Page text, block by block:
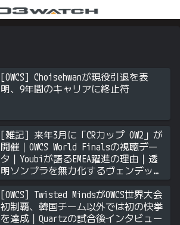
[OWCS] Choisehwanが現役引退を表
明、9年間のキャリアに終止符
[雑記] 来年3月に「CRカップ OW2」が
開催｜OWCS World Finalsの視聴デー
タ｜Youbiが語るEMEA躍進の理由｜透
明ソンブラを無力化するヴェンデッタ
｜Stalk3rが久々のツィート ほか
[OWCS] Twisted MindsがOWCS世界大会
初制覇、韓国チーム以外では初の快挙
を達成｜Quartzの試合後インタビュー